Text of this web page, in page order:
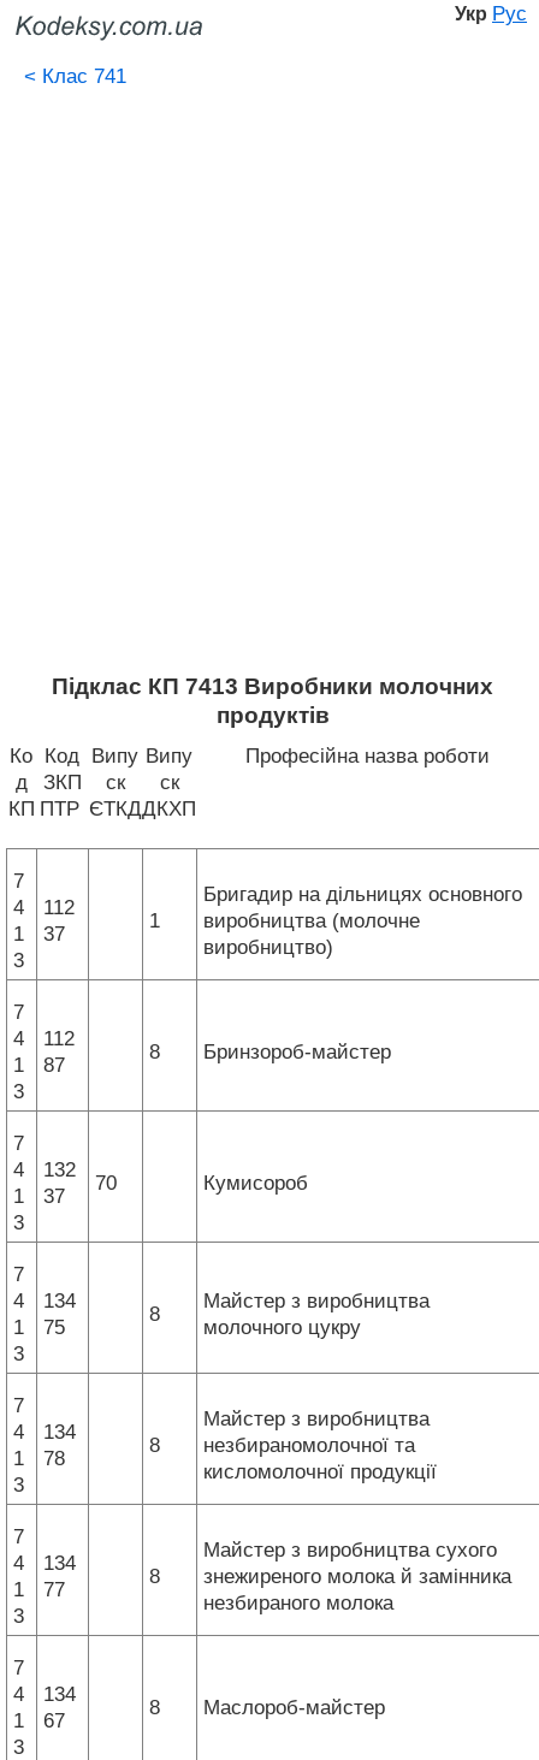
Укр Рус
< Клас 741
Підклас КП 7413 Виробники молочних
продуктів
Ко
д
КП
Код
ЗКП
ПТР
Випу
ск
ЄТКД
Випу
ск
ДКХП
Професійна назва роботи
7
4
1
3
112
37
1
Бригадир на дільницях основного
виробництва (молочне
виробництво)
7
4
1
3
112
87
8 Бринзороб-майстер
7
4
1
3
132
37
70 Кумисороб
7
4
1
3
134
75
8
Майстер з виробництва
молочного цукру
7
4
1
3
134
78
8
Майстер з виробництва
незбираномолочної та
кисломолочної продукції
7
4
1
3
134
77
8
Майстер з виробництва сухого
знежиреного молока й замінника
незбираного молока
7
4
1
3
134
67
8 Маслороб-майстер